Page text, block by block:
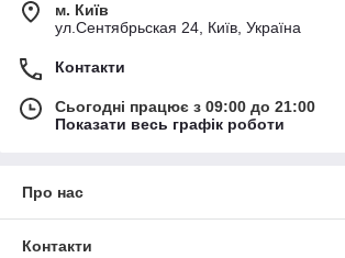
м. Київ
ул.Сентябрьская 24, Київ, Україна
Контакти
Сьогодні працює з 09:00 до 21:00
Показати весь графік роботи
Про нас
Контакти